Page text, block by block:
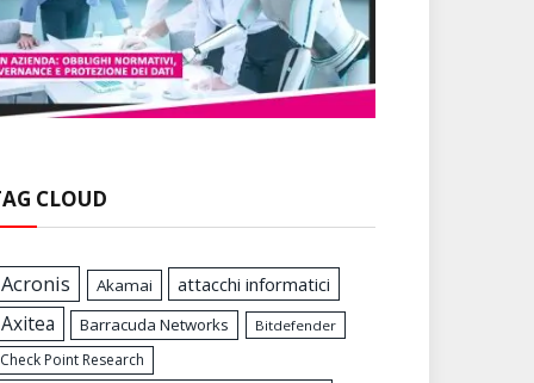
CLOUD
Acronis Akamai attacchi informatici
Axitea Barracuda Networks Bitdefender
Check Point Research